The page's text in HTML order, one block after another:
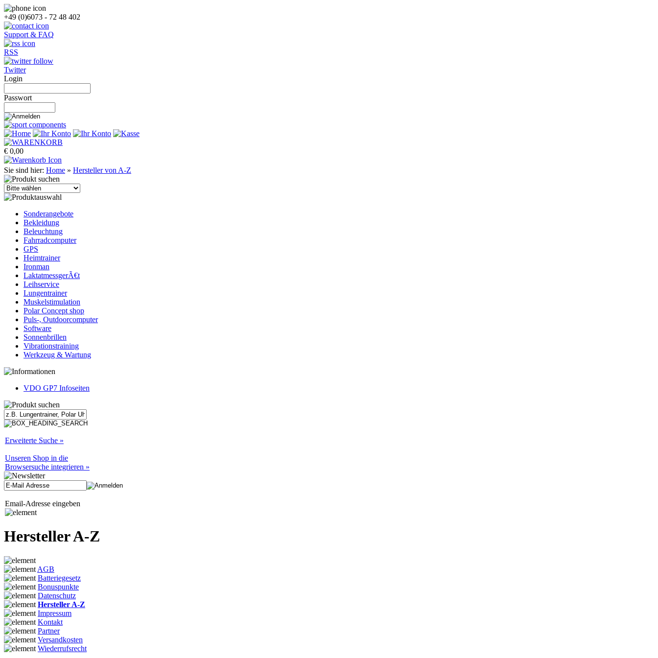
+49 (0)6073 - 72 48 402
Support & FAQ
RSS
Twitter
Login
Passwort
€ 0,00
Sie sind hier: Home » Hersteller von A-Z
Sonderangebote
Bekleidung
Beleuchtung
Fahrradcomputer
GPS
Heimtrainer
Ironman
LaktatmessgerÃ€t
Leihservice
Lungentrainer
Muskelstimulation
Polar Concept shop
Puls-, Outdoorcomputer
Software
Sonnenbrillen
Vibrationstraining
Werkzeug & Wartung
VDO GP7 Infoseiten
Erweiterte Suche »
Unseren Shop in die
Browsersuche integrieren »
Email-Adresse eingeben
Hersteller A-Z
AGB
Batteriegesetz
Bonuspunkte
Datenschutz
Hersteller A-Z
Impressum
Kontakt
Partner
Versandkosten
Wiederrufsrecht